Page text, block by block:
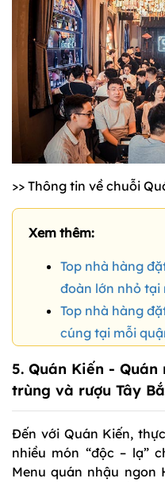
>> Thông tin về chuỗi
Xem thêm:
Top nhà hàng
đoàn lớn nhỏ tại
Top nhà hàng
cúng tại mỗi
5. Quán Kiến - Quán
trùng và rượu Tây
Đến với Quán Kiến,
nhiều món “độc – lạ”
Menu quán nhậu ngon